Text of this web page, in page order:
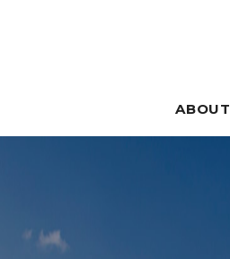
ABOUT